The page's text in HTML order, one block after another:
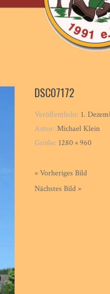
DSC07172
Veröffentlicht: 1.
Autor:Michael Klein
Größe: 1280 × 960
« Vorheriges Bild
Nächstes Bild »